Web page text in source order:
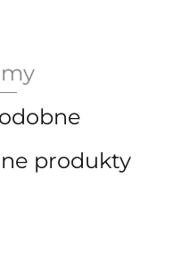
produkty